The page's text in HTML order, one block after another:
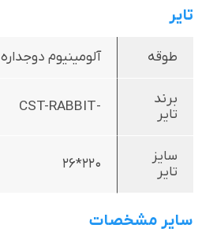
تایر
طوقه آلومینیوم دوجداره
برند
تایر
-CST-RABBIT
سایز
تایر
220*26
سایر مشخصات